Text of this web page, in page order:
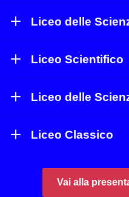
Liceo delle
Liceo Scientifico
Liceo delle
Liceo Classico
Vai alla